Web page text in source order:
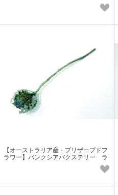
【オーストラリア産・プリザーブドフ
ラワー】バンクシアバクステリー ラ